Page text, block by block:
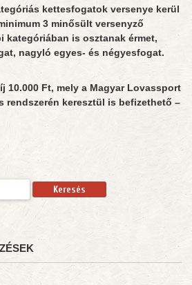
kettesfogatok versenye kerül
3 minősült versenyző
kategóriában is osztanak érmet,
nagyló egyes- és négyesfogat.
10.000 Ft, mely a Magyar Lovassport
rendszerén keresztül is befizethető –